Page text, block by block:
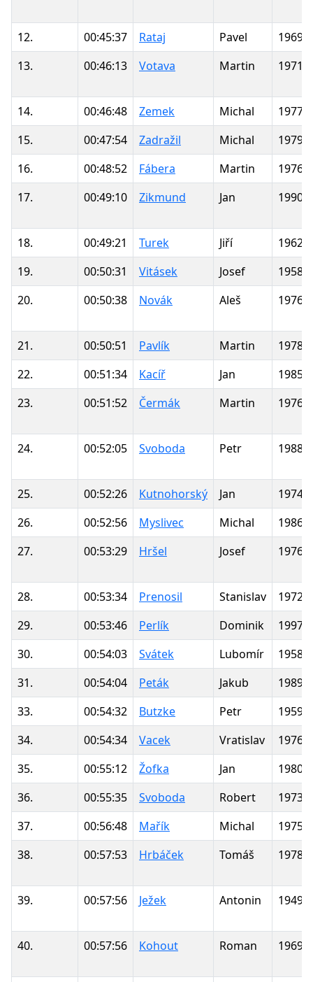
12. 00:45:37 Rataj Pavel
1969
13.
00:46:13 Votava Martin 1971
14. 00:46:48 Zemek Michal
1977
15.
00:47:54 Zadražil Michal
1979
16.
00:48:52 Fábera Martin
1976
17.
00:49:10 Zikmund Jan 1990
18. 00:49:21 Turek Jiří
1962
19.
00:50:31 Vitásek Josef
1958
20.
00:50:38 Novák Aleš 1976
21. 00:50:51 Pavlík Martin
1978
22.
00:51:34 Kacíř Jan
1985
23.
00:51:52 Čermák Martin 1976
24. 00:52:05 Svoboda Petr 1988
25. 00:52:26 Kutnohorský Jan
1974
26.
00:52:56 Myslivec Michal
1986
27.
00:53:29 Hršel Josef 1976
28. 00:53:34 Prenosil Stanislav
1972
29.
00:53:46 Perlík Dominik
1997
30.
00:54:03 Svátek Lubomír
1958
31.
00:54:04 Peták Jakub
1989
33.
00:54:32 Butzke Petr
1959
34.
00:54:34 Vacek Vratislav
1976
35.
00:55:12 Žofka Jan
1980
36.
00:55:35 Svoboda Robert
1973
37.
00:56:48 Mařík Michal
1975
38.
00:57:53 Hrbáček Tomáš 1978
39. 00:57:56 Ježek Antonin 1949
40. 00:57:56 Kohout Roman 1969